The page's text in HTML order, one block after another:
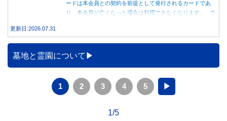
ードは本会員との契約を前提として発行されるカードであ
り、本会員が亡くなった場合は利用できなくなります。 で
族が行うべき手続きについて分かりやすく解説します。
更新日:2026.07.31
墓地と霊園について
1 2 3 4 5 ▶
1/5